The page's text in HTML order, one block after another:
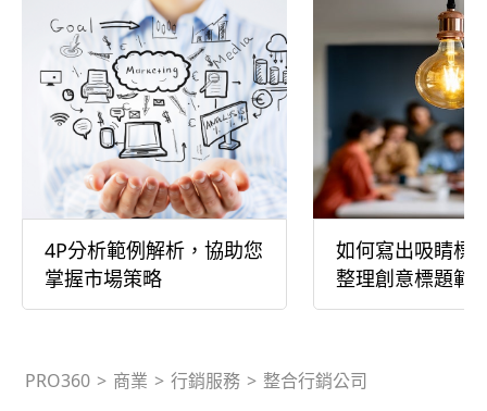
4P分析範例解析，協助您
掌握市場策略
如何寫出吸睛標
整理創意標題範
PRO360 > 商業 > 行銷服務 > 整合行銷公司